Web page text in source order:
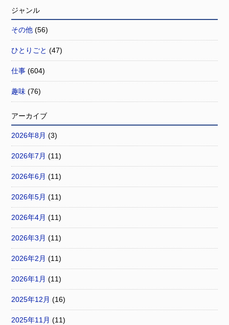
ジャンル
その他 (56)
ひとりごと (47)
仕事 (604)
趣味 (76)
アーカイブ
2026年8月 (3)
2026年7月 (11)
2026年6月 (11)
2026年5月 (11)
2026年4月 (11)
2026年3月 (11)
2026年2月 (11)
2026年1月 (11)
2025年12月 (16)
2025年11月 (11)